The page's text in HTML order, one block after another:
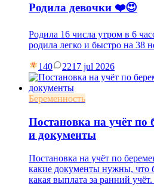
Родила девочки ❤️😍
Родила 16 числа утром в 6
родила легко и быстро на 38
140 2217 jul 2026
Беременность
Постановка на учёт по
и документы
Постановка на учёт по
какие документы нужны, что
какая выплата за ранний